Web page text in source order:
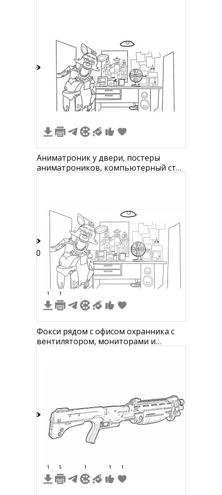
Аниматроник у двери, постеры
аниматроников, компьютерный стол
10
1 1
Фокси рядом с офисом охранника с
вентилятором, мониторами и
1 5 1 1 1